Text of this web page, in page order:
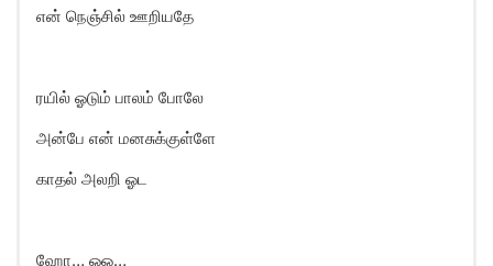
என் நெஞ்சில் ஊறியதே
ரயில் ஓடும் பாலம் போலே
அன்பே என் மனசுக்குள்ளே
காதல் அலறி ஓட
ஹாே… ஓஒ…